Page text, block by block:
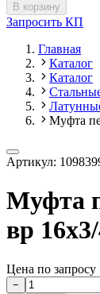
В корзину
Запросить КП
Главная
Каталог
Каталог
Муфта
Артикул:
Муфта
вр
Цена по запросу
−